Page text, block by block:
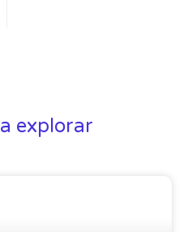
explorar